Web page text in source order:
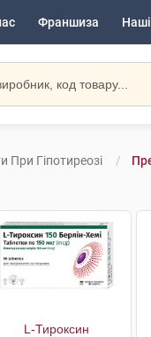
Франшиза
При Гіпотиреозі
L-Тироксин